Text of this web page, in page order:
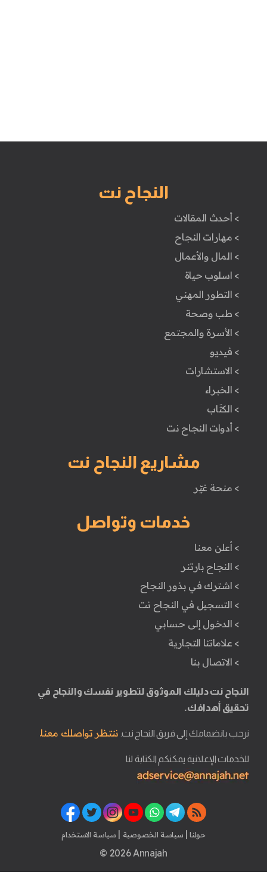
النجاح نت
> أحدث المقالات
> مهارات النجاح
> المال والأعمال
> اسلوب حياة
> التطور المهني
> طب وصحة
> الأسرة والمجتمع
> فيديو
> الاستشارات
> الخبراء
> الكتَاب
> أدوات النجاح نت
مشاريع النجاح نت
> منحة غيّر
خدمات وتواصل
> أعلن معنا
> النجاح بارتنر
> اشترك في بذور النجاح
> التسجيل في النجاح نت
> الدخول إلى حسابي
> علاماتنا التجارية
> الاتصال بنا
النجاح نت دليلك الموثوق لتطوير نفسك والنجاح في
تحقيق أهدافك.
نرحب بانضمامك إلى فريق النجاح نت. ننتظر تواصلك معنا.
للخدمات الإعلانية يمكنكم الكتابة لنا
حولنا | سياسة الخصوصية | سياسة الاستخدام
© 2026 Annajah